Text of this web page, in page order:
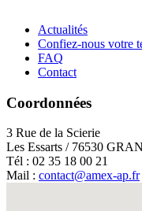
Actualités
Confiez-nous votre
FAQ
Contact
Coordonnées
3 Rue de la Scierie
Les Essarts / 76530
Tél : 02 35 18 00 21
Mail : contact@amex-ap.fr